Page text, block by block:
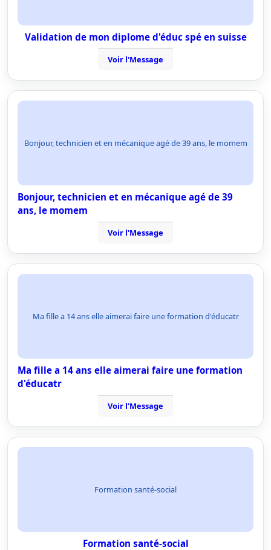
Validation de mon diplome d'éduc spé en suisse
Voir l'Message
Bonjour, technicien et en mécanique agé de 39 ans, le momem
Bonjour, technicien et en mécanique agé de 39
ans, le momem
Voir l'Message
Ma fille a 14 ans elle aimerai faire une formation d'éducatr
Ma fille a 14 ans elle aimerai faire une formation
d'éducatr
Voir l'Message
Formation santé-social
Formation santé-social